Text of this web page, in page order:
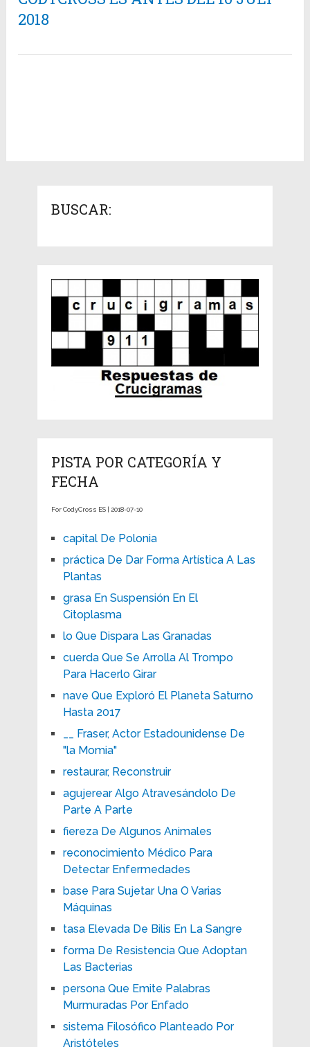
2018
BUSCAR:
PISTA POR CATEGORÍA Y
FECHA
For CodyCross ES | 2018-07-10
capital De Polonia
práctica De Dar Forma Artística A Las
Plantas
grasa En Suspensión En El
Citoplasma
lo Que Dispara Las Granadas
cuerda Que Se Arrolla Al Trompo
Para Hacerlo Girar
nave Que Exploró El Planeta Saturno
Hasta 2017
__ Fraser, Actor Estadounidense De
"la Momia"
restaurar, Reconstruir
agujerear Algo Atravesándolo De
Parte A Parte
fiereza De Algunos Animales
reconocimiento Médico Para
Detectar Enfermedades
base Para Sujetar Una O Varias
Máquinas
tasa Elevada De Bilis En La Sangre
forma De Resistencia Que Adoptan
Las Bacterias
persona Que Emite Palabras
Murmuradas Por Enfado
sistema Filosófico Planteado Por
Aristóteles